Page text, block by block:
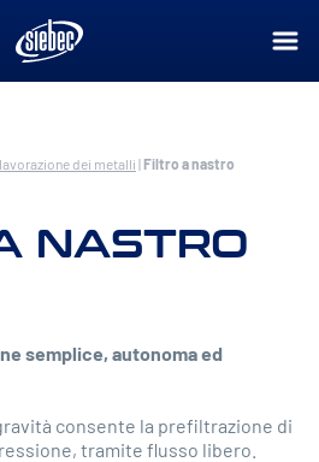
dei metalli |Filtro a nastro
NASTRO
semplice, autonoma ed
consente la prefiltrazione di
tramite flusso libero.